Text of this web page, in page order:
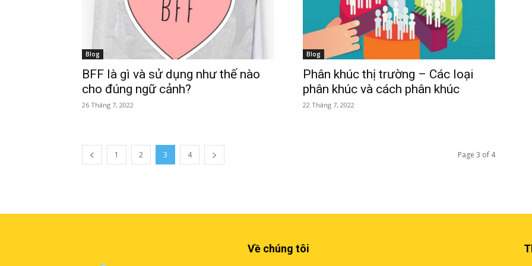
Blog
BFF là gì và sử dụng như thế nào
cho đúng ngữ cảnh?
26 Tháng 7, 2022
Blog
Phân khúc thị trường – Các loại
phân khúc và cách phân khúc
22 Tháng 7, 2022
1 2 3 4 Page 3 of 4
Về chúng tôi